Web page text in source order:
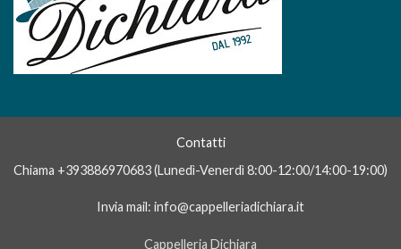
In genere rispondiamo dopo qualche
Contatti
Chiama +393886970683 (Lunedì-Venerdì 8:00-12:00/14:00-19:00)
Invia mail: info@cappelleriadichiara.it
Cappelleria Dichiara